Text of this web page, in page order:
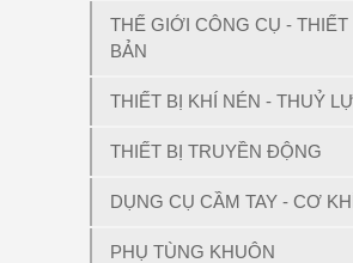
THẾ GIỚI CÔNG CỤ - THIẾT
BẢN
THIẾT BỊ KHÍ NÉN - THUỶ
THIẾT BỊ TRUYỀN ĐỘNG
DỤNG CỤ CẦM TAY - CƠ
PHỤ TÙNG KHUÔN